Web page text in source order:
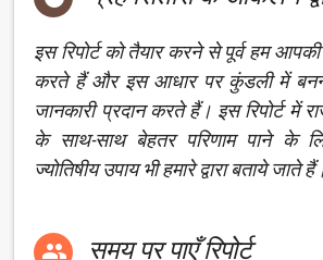
इस रिपोर्ट को तैयार करने से पूर्व हम
करते हैं और इस आधार पर कुंडली में बनने
जानकारी प्रदान करते हैं। इस रिपोर्ट में
के साथ-साथ बेहतर परिणाम पाने के
ज्योतिषीय उपाय भी हमारे द्वारा बताये जाते
 समय पर पाएँ रिपोर्ट